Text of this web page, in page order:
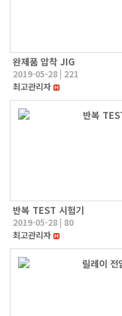
완제품 압착 JIG
2019-05-28 | 221
최고관리자
반복 TEST 시험기
2019-05-28 | 80
최고관리자